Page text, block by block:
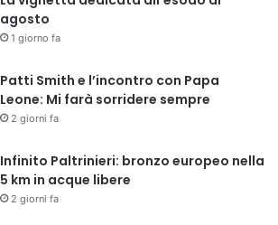
agosto
1 giorno fa
Patti Smith e l’incontro con Papa
Leone: Mi farà sorridere sempre
2 giorni fa
Infinito Paltrinieri: bronzo europeo nella
5 km in acque libere
2 giorni fa